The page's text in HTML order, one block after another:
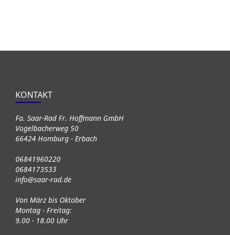
KONTAKT
Fa. Saar-Rad Fr. Hoffmann GmbH
Vogelbacherweg 50
66424 Homburg - Erbach
06841960220
0684173533
info@saar-rad.de
Von März bis Oktober
Montag - Freitag:
9.00 - 18.00 Uhr